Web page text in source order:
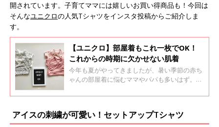
開されています。子育てママには嬉しいお買い得商品も！今回は
そんなユニクロの人気Tシャツをインスタ投稿からご紹介しま
す。
【ユニクロ】部屋着もこれ一枚でOK！
これからの時期に欠かせない肌着
今年も夏がやってきましたが、暑い季節の赤ち
ゃんの部屋着に悩むママやパパも多いはず。今
屋着にもこれ一枚でOKなユニクロのベビー肌
アイスの刺繍が可愛い！セットアップTシャツ